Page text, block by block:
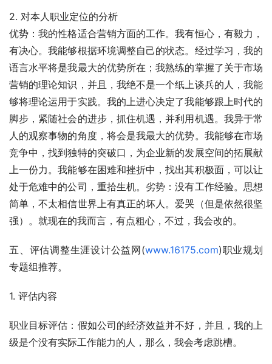
2. 对本人职业定位的分析
优势：我的性格适合营销方面的工作。我有恒心，有毅力，
有决心。我能够根据环境调整自己的状态。经过学习，我的
语言水平将是我最大的优势所在；我熟练的掌握了关于市场
营销的理论知识，并且，我绝不是一个纸上谈兵的人，我能
够将理论运用于实践。我的上进心决定了我能够跟上时代的
脚步，紧随社会的进步，抓住机遇，并利用机遇。我异于常
人的观察事物的角度，将会是我最大的优势。我能够在市场
竞争中，找到独特的突破口，为企业新的发展空间的拓展献
上一份力。我能够在困难和挫折中，找出其积极面，可以让
处于危难中的公司，重拾生机。劣势：没有工作经验。思想
简单，不太相信世界上有真正的坏人。爱哭（但是依然很坚
强）。就现在的我而言，有点粗心，不过，我会改的。
五、评估调整生涯设计公益网(www.16175.com)职业规划
专题组推荐。
1. 评估内容
职业目标评估：假如公司的经济效益并不好，并且，我的上
级是个没有实际工作能力的人，那么，我会考虑跳槽。